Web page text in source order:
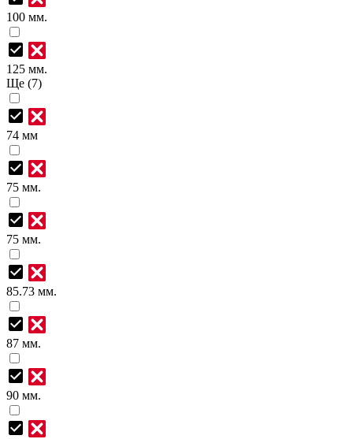
100 мм.
125 мм.
Ще (7)
74 мм
75 мм.
75 мм.
85.73 мм.
87 мм.
90 мм.